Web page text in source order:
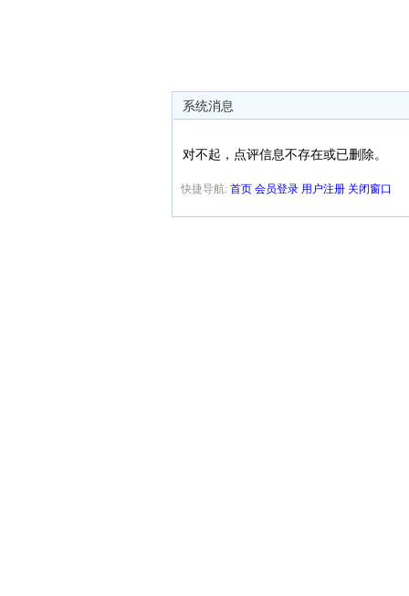
系统消息
对不起，点评信息不存在或已删除。
快捷导航: 首页 会员登录 用户注册 关闭窗口